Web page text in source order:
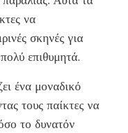
να
σκηνές για
επιθυμητά.
ένα μοναδικό
τους παίκτες να
το δυνατόν